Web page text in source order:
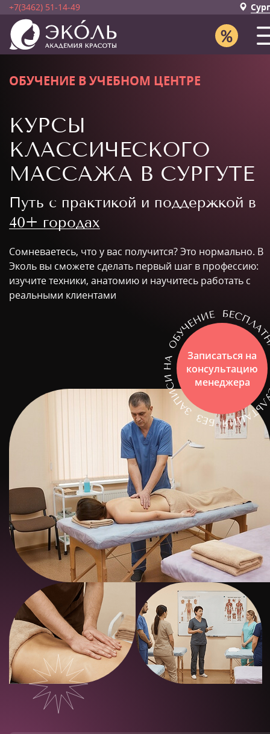
+7(3462) 51-14-49
ОБУЧЕНИЕ В УЧЕБНОМ ЦЕНТРЕ
КУРСЫ
КЛАССИЧЕСКОГО
МАССАЖА В СУРГУТЕ
Путь с практикой и поддержкой в
40+ городах
Сомневаетесь, что у вас получится? Это нормально. В
Эколь вы сможете сделать первый шаг в профессию:
изучите техники, анатомию и научитесь работать с
реальными клиентами
Записаться на
консультацию
менеджера